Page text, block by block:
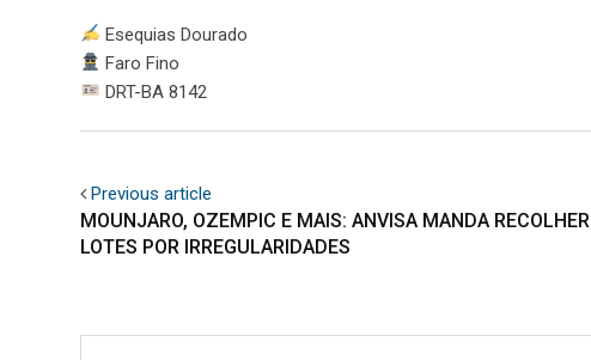
Esequias Dourado
Faro Fino
DRT-BA 8142
Previous article
MOUNJARO, OZEMPIC E MAIS: ANVISA MANDA RECOLHER
LOTES POR IRREGULARIDADES